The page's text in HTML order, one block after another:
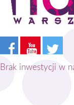
Brak inwestycji w